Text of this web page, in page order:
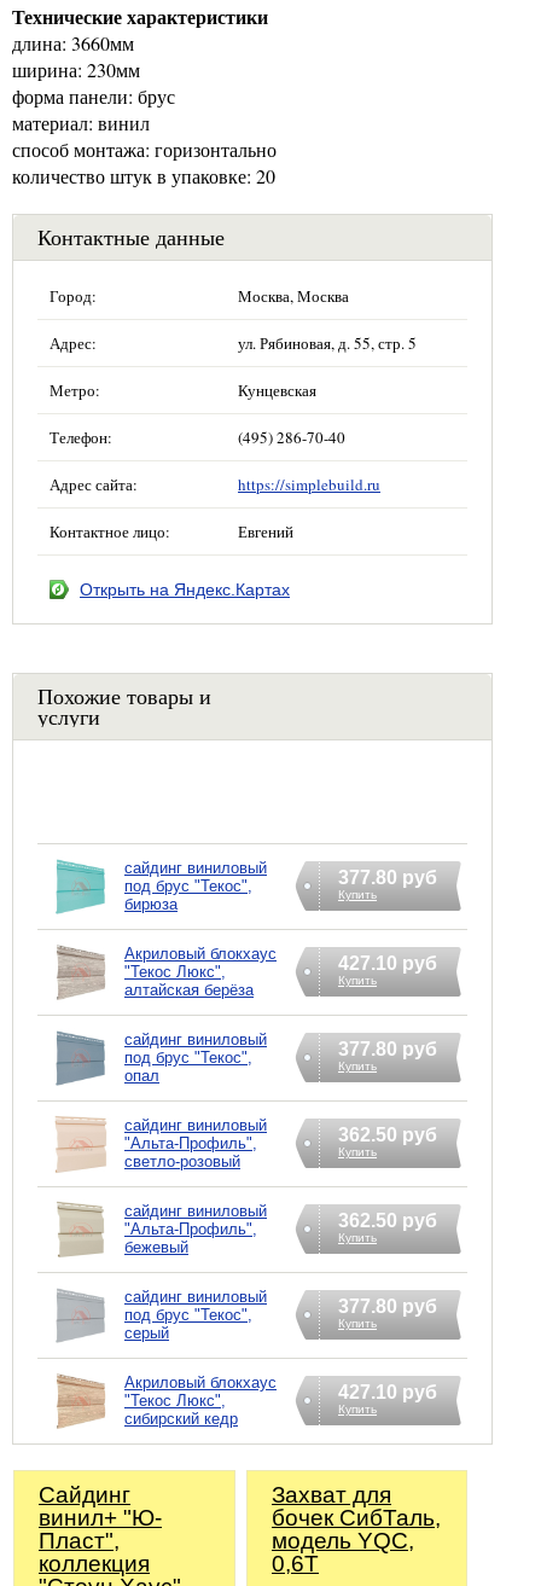
Технические характеристики
длина: 3660мм
ширина: 230мм
форма панели: брус
материал: винил
способ монтажа: горизонтально
количество штук в упаковке: 20
Контактные данные
Город: Москва, Москва
Адрес: ул. Рябиновая, д. 55, стр. 5
Метро: Кунцевская
Телефон: (495) 286-70-40
Адрес сайта: https://simplebuild.ru
Контактное лицо: Евгений
Открыть на Яндекс.Картах
Похожие товары и
услуги
сайдинг виниловый
под брус "Текос",
бирюза
377.80 руб
Купить
Акриловый блокхаус
"Текос Люкс",
алтайская берёза
427.10 руб
Купить
сайдинг виниловый
под брус "Текос",
опал
377.80 руб
Купить
сайдинг виниловый
"Альта-Профиль",
светло-розовый
362.50 руб
Купить
сайдинг виниловый
"Альта-Профиль",
бежевый
362.50 руб
Купить
сайдинг виниловый
под брус "Текос",
серый
377.80 руб
Купить
Акриловый блокхаус
"Текос Люкс",
сибирский кедр
427.10 руб
Купить
Сайдинг
винил+ "Ю-
Пласт",
коллекция
Захват для
бочек СибТаль,
модель YQC,
0,6Т